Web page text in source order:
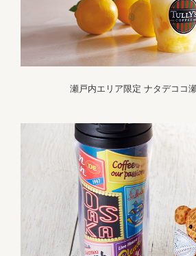
瀬戸内エリア限定 ナタデココ